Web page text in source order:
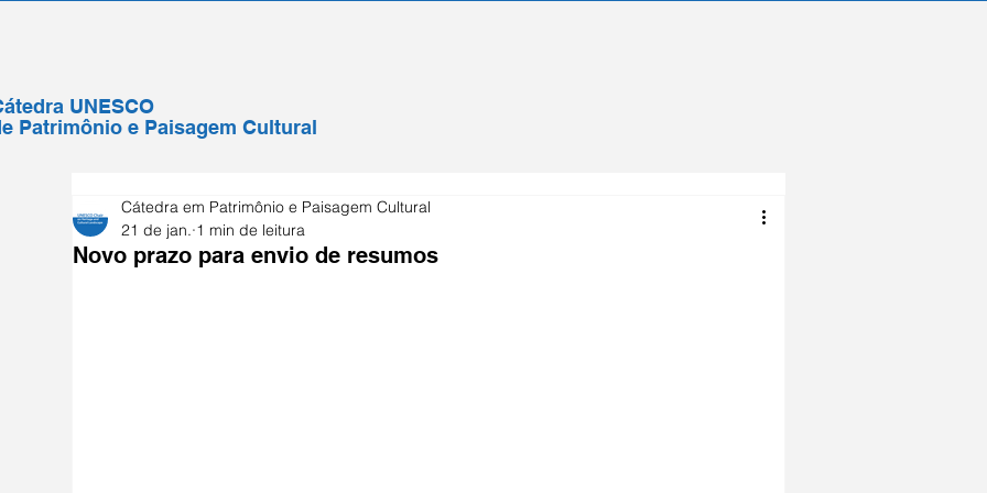
UNESCO
Patrimônio e Paisagem Cultural
Novo prazo para envio de resumos
Cátedra em Patrimônio e Paisagem Cultural
21 de jan. 1 min de leitura